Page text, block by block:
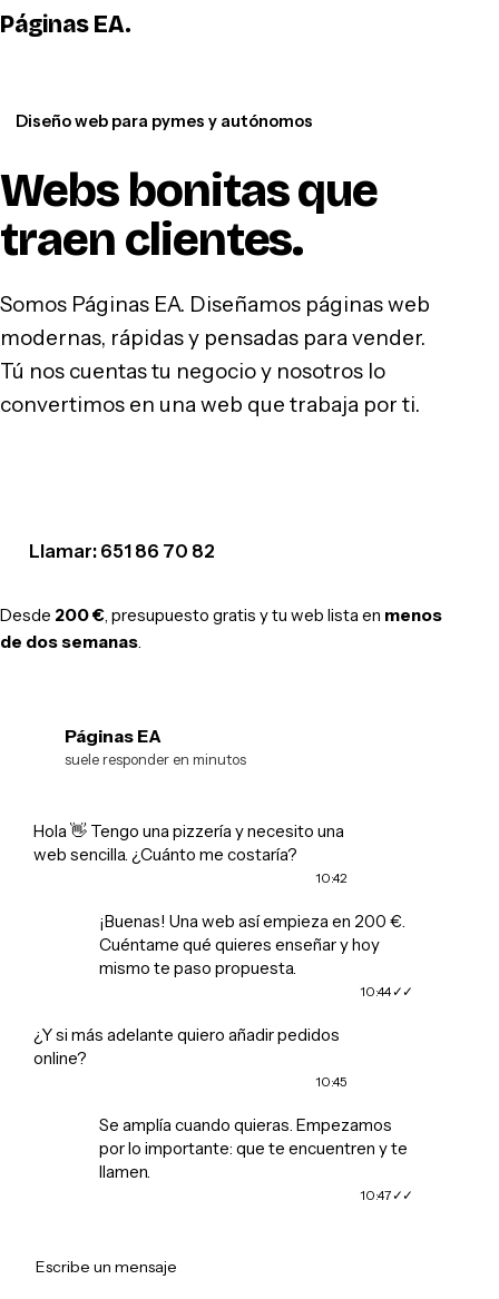
Páginas EA.
Diseño web para pymes y autónomos
Webs bonitas que
traen clientes.
Somos Páginas EA. Diseñamos páginas web
modernas, rápidas y pensadas para vender.
Tú nos cuentas tu negocio y nosotros lo
convertimos en una web que trabaja por ti.
Llamar: 651 86 70 82
Desde 200 €, presupuesto gratis y tu web lista en menos
de dos semanas.
Páginas EA
suele responder en minutos
Hola 👋 Tengo una pizzería y necesito una
web sencilla. ¿Cuánto me costaría?
10:42
¡Buenas! Una web así empieza en 200 €.
Cuéntame qué quieres enseñar y hoy
mismo te paso propuesta.
10:44
¿Y si más adelante quiero añadir pedidos
online?
10:45
Se amplía cuando quieras. Empezamos
por lo importante: que te encuentren y te
llamen.
10:47
Escribe un mensaje